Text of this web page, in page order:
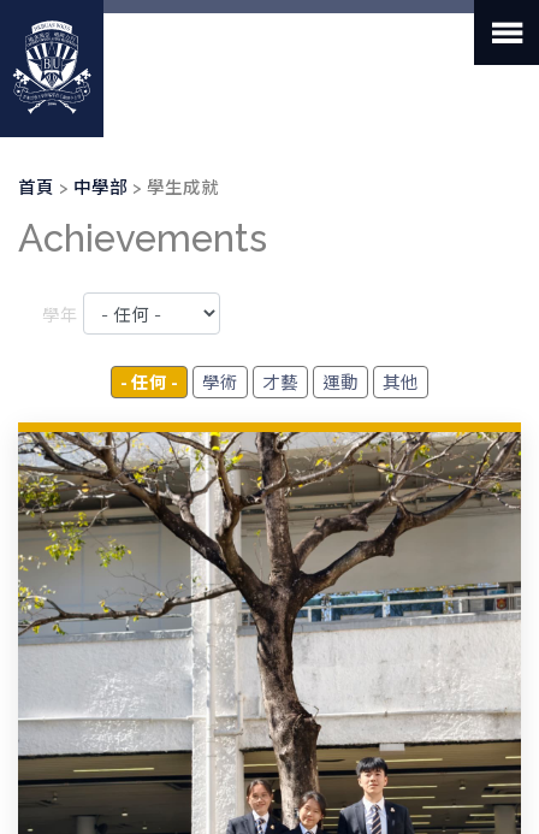
內
導
連
首頁 中學部 學生成就
Achievements
學年
- 任何 - 學術 才藝 運動 其他